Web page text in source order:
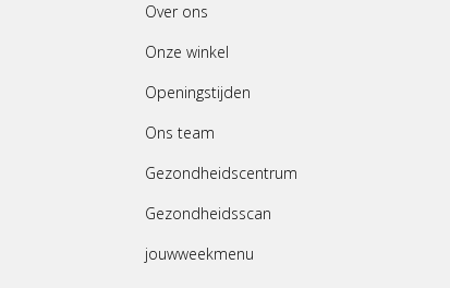
Over ons
Onze winkel
Openingstijden
Ons team
Gezondheidscentrum
Gezondheidsscan
jouwweekmenu